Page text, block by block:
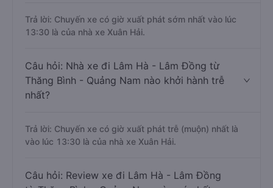
Trả lời: Chuyến xe có giờ xuất phát sớm nhất vào lúc
13:30 là của nhà xe Xuân Hải.
Câu hỏi: Nhà xe đi Lâm Hà - Lâm Đồng từ
Thăng Bình - Quảng Nam nào khởi hành trễ
nhất?
Trả lời: Chuyến xe có giờ xuất phát trễ (muộn) nhất là
vào lúc 13:30 là của nhà xe Xuân Hải.
Câu hỏi: Review xe đi Lâm Hà - Lâm Đồng